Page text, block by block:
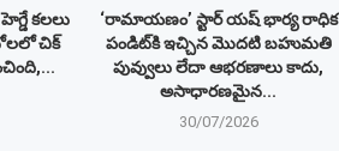
కలలు
చిక్
‘రామాయణం’ స్టార్ యష్ భార్య రాధిక
పండిట్‌కి ఇచ్చిన మొదటి బహుమతి
పువ్వులు లేదా ఆభరణాలు కాదు,
అసాధారణమైన...
30/07/2026